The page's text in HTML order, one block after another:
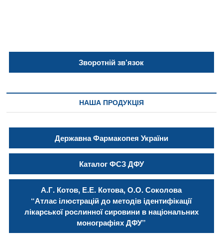
Зворотній зв’язок
НАША ПРОДУКЦІЯ
Державна Фармакопея України
Каталог ФСЗ ДФУ
А.Г. Котов, Е.Е. Котова, О.О. Соколова
“Атлас ілюстрацій до методів ідентифікації
лікарської рослинної сировини в національних
монографіях ДФУ”